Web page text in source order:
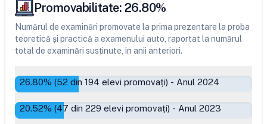
Promovabilitate: 26.80%
Numărul de examinări promovate la prima prezentare la proba
teoretică și practică a examenului auto, raportat la numărul
total de examinări susținute, în anii anteriori.
26.80% (52 din 194 elevi promovați) - Anul 2024
20.52% (47 din 229 elevi promovați) - Anul 2023